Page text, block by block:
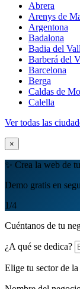
Abrera
Arenys de
Argentona
Badalona
Badia del
Barberá del
Barcelona
Berga
Caldas de
Calella
Ver todas las
×
✨ Crea la web de
Demo gratis en
1/4
Cuéntanos de tu
¿A qué se dedica?
Elige tu sector de